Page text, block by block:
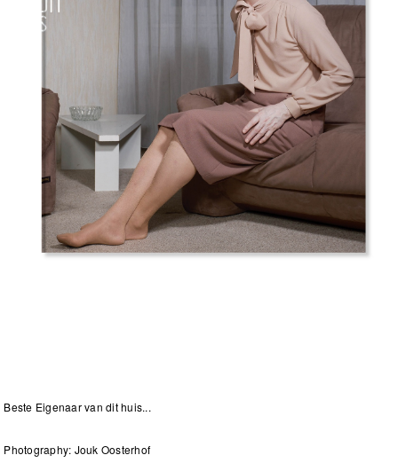
Beste Eigenaar van dit huis...
Photography: Jouk Oosterhof